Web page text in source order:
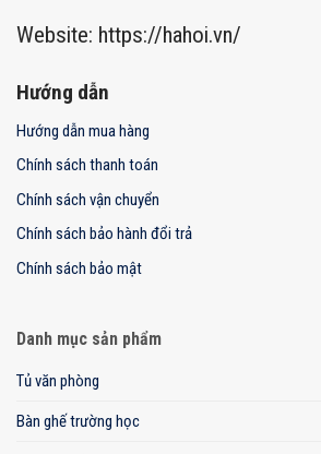
Website: https://hahoi.vn/
Hướng dẫn
Hướng dẫn mua hàng
Chính sách thanh toán
Chính sách vận chuyển
Chính sách bảo hành đổi trả
Chính sách bảo mật
Danh mục sản phẩm
Tủ văn phòng
Bàn ghế trường học